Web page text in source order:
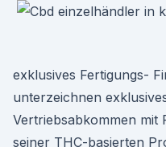
exklusives Fertigungs-
unterzeichnen
Vertriebsabkommen mit
seiner THC-basierten